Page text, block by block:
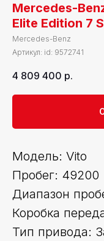
Mercedes-
Elite Edition 7
Mercedes-Benz
Артикул: id: 9572741
4 809 400 р.
Модель: Vito
Пробег: 49200
Диапазон
Коробка
Тип привода: